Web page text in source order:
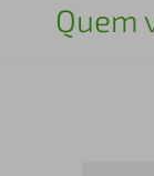
Quem